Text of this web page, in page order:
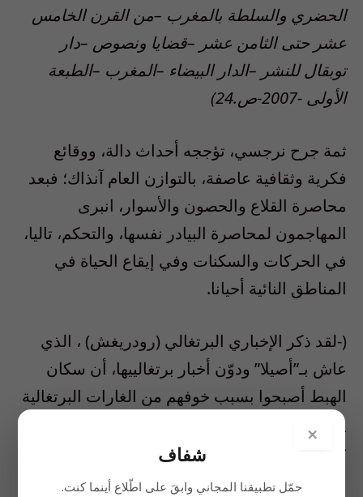
الحضري والسلطة بالمغرب –من القرن الخامس
عشر حتى الثامن عشر –قضايا ونصوص –دار
توبقال للنشر –الدار البيضاء –المغرب –الطبعة
الأولى -2007-ص.24)
ثمة جرح نرجسي، تؤججه أحداث دالة، ووقائع
فكرية وثقافية عاصفة، بالتوازن العام آنذاك؛ فبعد
محاصرة القلاع والحصون والأسوار، انبرى
المهاجمون لمحاصرة البيادر نفسها، والتحكم، تاليا،
في الحركات والسكنات وفي إيقاع الحياة في
المناطق النائية أحيانا.
(-لقد ذكر الإخباري البرتغالي (رودريغش) ، الذي
عاش بـ”أصيلا” ودوّن أخبار برتغالييها، أن سكان
الهبط أصبحوا بسبب خوفهم من الغارات البرتغالية
يقومون بدرس محاصيلهم وهم على ظهور جيادهم
تأهبا للفرار .)
×
شفاف
حمّل تطبيقنا المجاني وابقَ على اطّلاع أينما كنت.